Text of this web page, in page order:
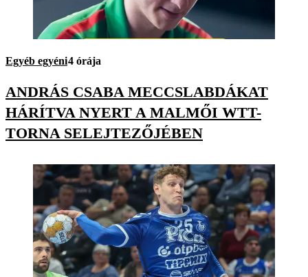
Egyéb egyéni4 órája
ANDRÁS CSABA MECCSLABDÁKAT
HÁRÍTVA NYERT A MALMŐI WTT-
TORNA SELEJTEZŐJÉBEN